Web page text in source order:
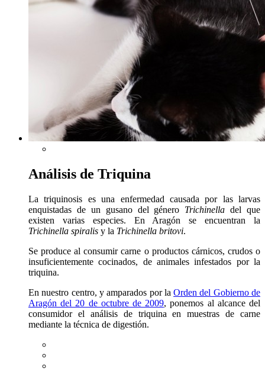
Análisis de Triquina
La triquinosis es una enfermedad causada por las larvas
enquistadas de un gusano del género Trichinella del que
existen varias especies. En Aragón se encuentran la
Trichinella spiralis y la Trichinella britovi.
Se produce al consumir carne o productos cárnicos, crudos o
insuficientemente cocinados, de animales infestados por la
triquina.
En nuestro centro, y amparados por laOrden del Gobierno de
Aragón del 20 de octubre de 2009, ponemos al alcance del
consumidor el análisis de triquina en muestras de carne
mediante la técnica de digestión.